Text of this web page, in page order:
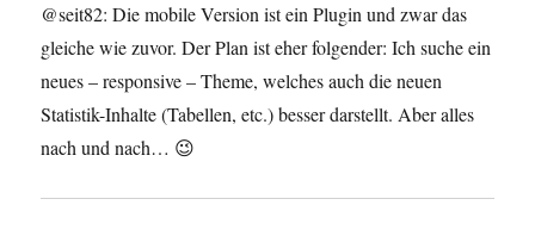
@seit82: Die mobile Version ist ein Plugin und zwar das
gleiche wie zuvor. Der Plan ist eher folgender: Ich suche ein
neues – responsive – Theme, welches auch die neuen
Statistik-Inhalte (Tabellen, etc.) besser darstellt. Aber alles
nach und nach… 😉